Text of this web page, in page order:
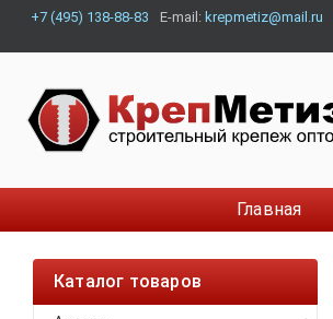
+7 (495) 138-88-83 E-mail: krepmetiz@mail.ru
Главная
Каталог товаров